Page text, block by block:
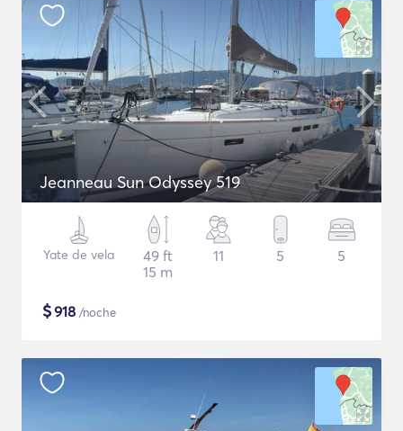
Jeanneau Sun Odyssey 519
Yate de vela
49 ft
15 m
11 5 5
$918 /noche